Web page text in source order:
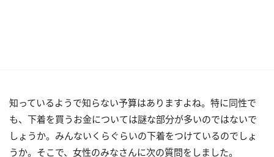
知っているようで知らない予算はありますよね。特に同性で
も、下着を買うお金については謎な部分が多いのではないで
しょうか。みんないくらぐらいの下着をつけているのでしょ
うか。そこで、女性のみなさんに次の質問をしました。